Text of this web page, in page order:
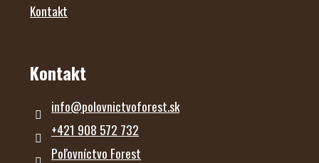
Kontakt
Kontakt
info@polovnictvoforest.sk
+421 908 572 732
Poľovníctvo Forest